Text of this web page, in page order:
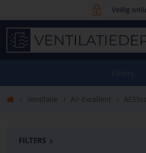
Veilig
Filters
Ventilatie Air Excellent AE55sc
FILTERS